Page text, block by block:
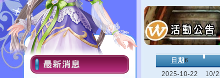
日期 6
2025-10-22
10/